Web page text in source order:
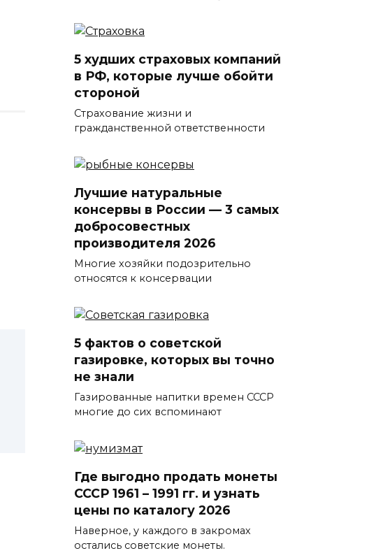
5 худших страховых компаний
в РФ, которые лучше обойти
стороной
Страхование жизни и
гражданственной ответственности
Лучшие натуральные
консервы в России — 3 самых
добросовестных
производителя 2026
Многие хозяйки подозрительно
относятся к консервации
5 фактов о советской
газировке, которых вы точно
не знали
Газированные напитки времен СССР
многие до сих вспоминают
Где выгодно продать монеты
СССР 1961 – 1991 гг. и узнать
цены по каталогу 2026
Наверное, у каждого в закромах
остались советские монеты.